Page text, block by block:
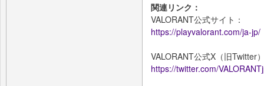
関連リンク：
VALORANT公式サイト：
https://playvalorant.com/ja-jp/
VALORANT公式X（旧Twitter
https://twitter.com/